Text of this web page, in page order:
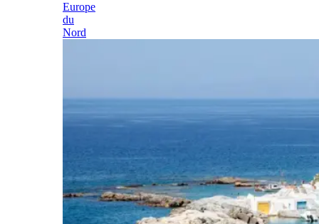
Europe
du
Nord